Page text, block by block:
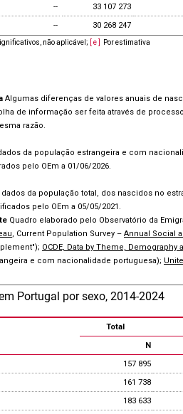
--
33 107 273
-- 30 268 247
não aplicável ; [ e ] Por estimativa
Algumas diferenças de valores anuais de
de informação ser feita através de
razão.
da população estrangeira e com
pelo OEm a 01/06/2026.
dados da população total, dos nascidos no
pelo OEm a 05/05/2021.
Quadro elaborado pelo Observatório da
, Current Population Survey – Annual Social
OCDE, Data by Theme,
e com nacionalidade portuguesa);
Portugal por sexo, 2014-2024
Total
N
157 895
161 738
183 633